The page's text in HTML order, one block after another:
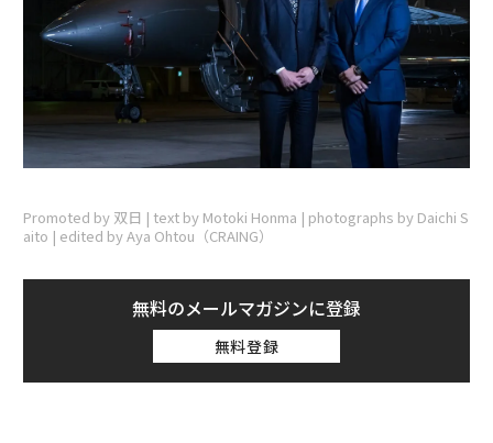
Promoted by 双日 | text by Motoki Honma | photographs by Daichi S
aito | edited by Aya Ohtou（CRAING）
無料のメールマガジンに登録
無料登録